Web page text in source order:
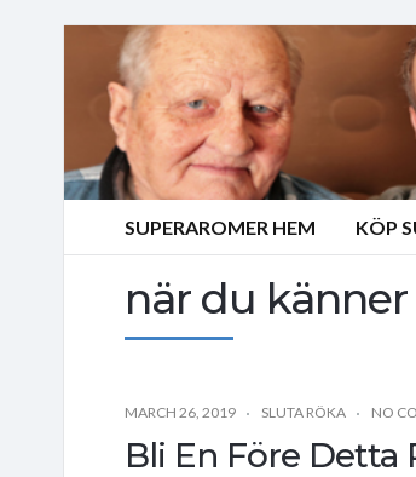
SUPERAROMER HEM KÖP
när du känner
MARCH 26, 2019 SLUTA RÖKA NO
Bli En Före Detta